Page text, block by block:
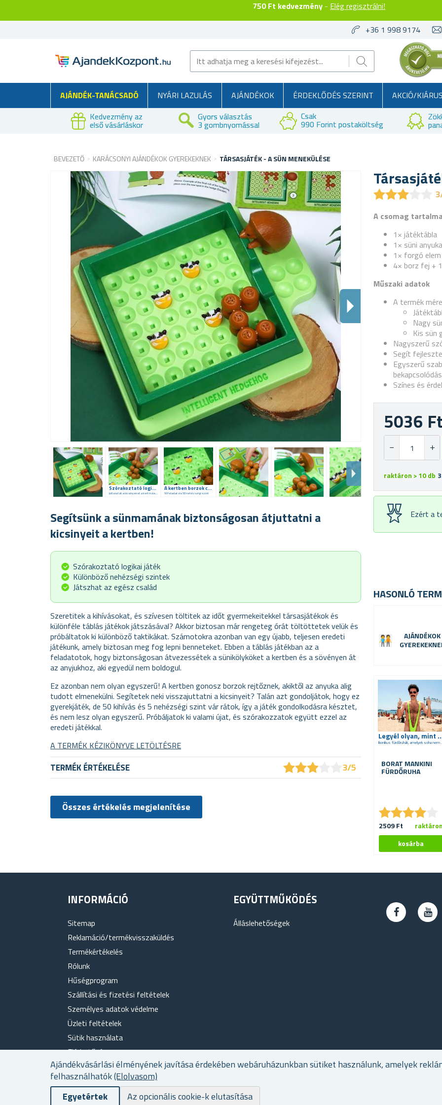
750 Ft kedvezmény - Elég regisztrálni!
Ajándékvásárlási élményének javítása érdekében webáruházunkban sütiket használunk, amelyek
felhasználhatók(Elolvasom)
Egyetértek
Az opcionális cookie-k elutasítása
+36 1 998 9174
AJÁNDÉK-TANÁCSADÓ NYÁRI LAZULÁS AJÁNDÉKOK ÉRDEKLŐDÉS SZERINT AKCIÓ/
Kedvezmény az
első vásárláskor
Gyors választás
3 gombnyomással
Csak
990 Forint postaköltség
BEVEZETŐ KARÁCSONYI AJÁNDÉKOK GYEREKEKNEK TÁRSASJÁTÉK - A SÜN MENEKÜLÉSE
★★★
★★★
Szórakoztató logikai játék
Juttasd át a kicsinyeket a kert másik oldalára
A kertben borzok csíkosak
50 feladat és 50 nehézségi szint
A csomag tartalma
1× játéktábla
1× süni anyuka
1× forgó
4× borz fej +
Műszaki adatok
A termék
Nagy
Kis sün
Nagyszerű
Segít
Egyszerű
Színes és
5036 Ft
raktáron > 10 db
Ezért a
Segítsünk a sünmamának biztonságosan átjuttatni a
kicsinyeit a kertben!
Szórakoztató logikai játék
Különböző nehézségi szintek
Játszhat az egész család
Szeretitek a kihívásokat, és szívesen töltitek az időt gyermekeitekkel társasjátékok és
különféle táblás játékok játszásával? Akkor biztosan már rengeteg órát töltöttetek velük és
próbáltatok ki különböző taktikákat. Számotokra azonban van egy újabb, teljesen eredeti
játékunk, amely biztosan meg fog lepni benneteket. Ebben a táblás játékban az a
feladatotok, hogy biztonságosan átvezessétek a sünikölyköket a kertben és a sövényen át
az anyjukhoz, aki egyedül nem boldogul.
Ez azonban nem olyan egyszerű! A kertben gonosz borzok rejtőznek, akiktől az anyuka alig
tudott elmenekülni. Segítetek neki visszajuttatni a kicsinyeit? Talán azt gondoljátok, hogy ez
gyerekjáték, de 50 kihívás és 5 nehézségi szint vár rátok, így a játék gondolkodásra késztet,
és nem lesz olyan egyszerű. Próbáljatok ki valami újat, és szórakozzatok együtt ezzel az
eredeti játékkal.
A TERMÉK KÉZIKÖNYVE LETÖLTÉSRE
HASONLÓ
AJÁNDÉKOK
Legyél
Ikonikus
BORAT MANKINI
FÜRDŐRUHA
★★★★
★★★★
2509 Ft raktáron
TERMÉK ÉRTÉKELÉSE ★★★
★★★ 3/5
Összes értékelés megjelenítése
INFORMÁCIÓ
Sitemap
Reklamáció/termékvisszaküldés
Termékértékelés
Rólunk
Hűségprogram
Szállítási és fizetési feltételek
Személyes adatok védelme
Üzleti feltételek
Sütik használata
Elérhetőség
EGYÜTTMŰKÖDÉS
Álláslehetőségek
Powered bynopCommerce